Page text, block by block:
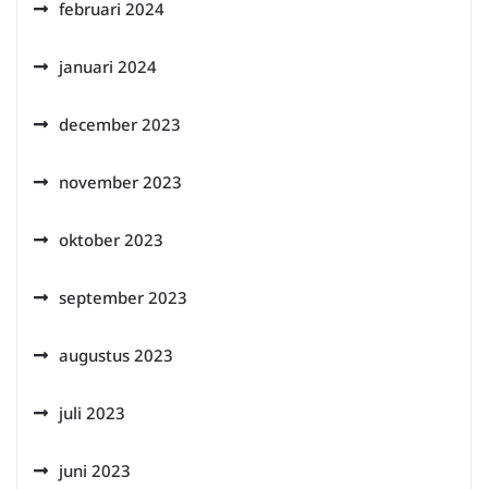
februari 2024
januari 2024
december 2023
november 2023
oktober 2023
september 2023
augustus 2023
juli 2023
juni 2023